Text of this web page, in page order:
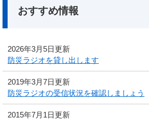
おすすめ情報
2026年3月5日更新
防災ラジオを貸し出します
2019年3月7日更新
防災ラジオの受信状況を確認しましょう
2015年7月1日更新